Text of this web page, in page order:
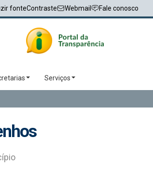
fonteContraste Webmail Fale conosco
Serviços